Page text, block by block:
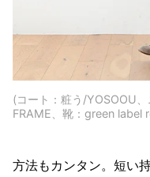
(コート：粧う/YOSOOU
FRAME、靴：green label
方法もカンタン。短い